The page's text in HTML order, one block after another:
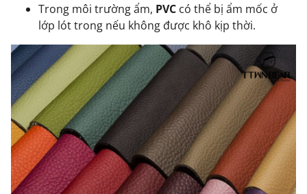
Trong môi trường ẩm, PVC có thể bị ẩm mốc ở
lớp lót trong nếu không được khô kịp thời.